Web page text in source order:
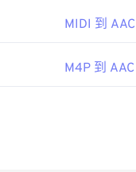
MIDI 到 AAC
M4P 到 AAC